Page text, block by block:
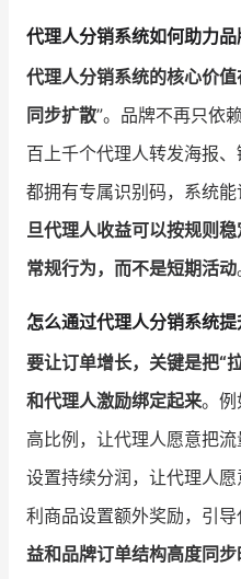
代理人分销系统如何助力品
代理人分销系统的核心价
同步扩散”。品牌不再只依
百上千个代理人转发海报
都拥有专属识别码，系统能
旦代理人收益可以按规则
常规行为，而不是短期活动
怎么通过代理人分销系统提
要让订单增长，关键是把“
和代理人激励绑定起来。例
高比例，让代理人愿意把
设置持续分润，让代理人
利商品设置额外奖励，引导
益和品牌订单结构高度同